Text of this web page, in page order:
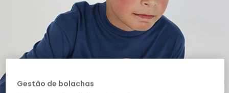
Gestão de bolachas